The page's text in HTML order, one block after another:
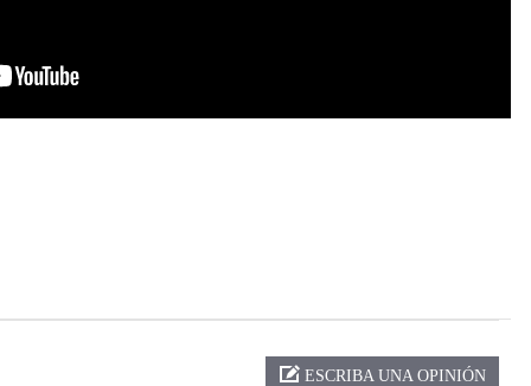
ESCRIBA UNA OPINIÓN